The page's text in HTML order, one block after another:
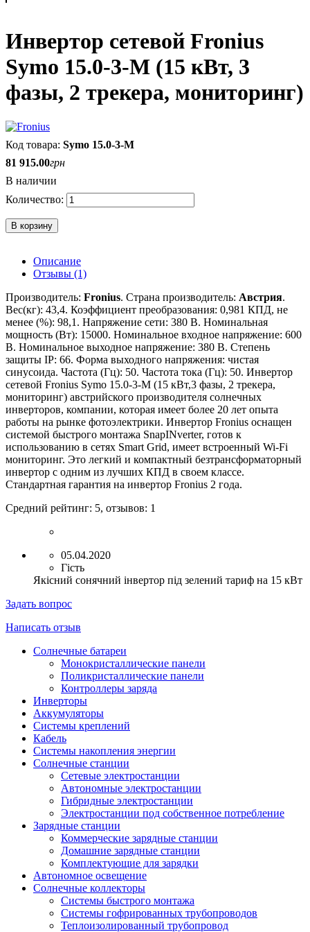
Инвертор сетевой Fronius
Symo 15.0-3-M (15 кВт, 3
фазы, 2 трекера, мониторинг)
Symo 15.0-3-M
81 915.00грн
В наличии
В корзину
Описание
Отзывы (1)
Производитель: Fronius. Страна производитель: Австрия.
Вес(кг): 43,4. Коэффициент преобразования: 0,981 КПД, не
менее (%): 98,1. Напряжение сети: 380 В. Номинальная
мощность (Вт): 15000. Номинальное входное напряжение: 600
В. Номинальное выходное напряжение: 380 В. Степень
защиты IP: 66. Форма выходного напряжения: чистая
синусоида. Частота (Гц): 50. Частота тока (Гц): 50. Инвертор
сетевой Fronius Symo 1 5.0-3-M (1 5 кВт,3 фазы, 2 трекера,
мониторинг) австрийского производителя солнечных
инверторов, компании, которая имеет более 20 лет опыта
работы на рынке фотоэлектрики. Инвертор Fronius оснащен
системой быстрого монтажа SnapINverter, готов к
использованию в сетях Smart Grid, имеет встроенный Wi-Fi
мониторинг. Это легкий и компактный безтрансформаторный
инвертор с одним из лучших КПД в своем классе.
Стандартная гарантия на инвертор Fronius 2 года.
Средний рейтинг: 5, отзывов: 1
05.04.2020
Гість
Якісний сонячний інвертор під зелений тариф на 15 кВт
Задать вопрос
Написать отзыв
Солнечные батареи
Монокристаллические панели
Поликристаллические панели
Контроллеры заряда
Инверторы
Аккумуляторы
Системы креплений
Кабель
Системы накопления энергии
Солнечные станции
Сетевые электростанции
Автономные электростанции
Гибридные электростанции
Электростанции под собственное потребление
Зарядные станции
Коммерческие зарядные станции
Домашние зарядные станции
Комплектующие для зарядки
Автономное освещение
Солнечные коллекторы
Системы быстрого монтажа
Системы гофрированных трубопроводов
Теплоизолированный трубопровод